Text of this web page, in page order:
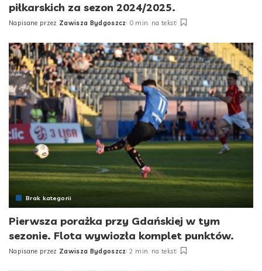
piłkarskich za sezon 2024/2025.
Posted
Napisane przez Zawisza Bydgoszcz 0 min. na tekst
Brak kategorii
Pierwsza porażka przy Gdańskiej w tym
sezonie. Flota wywiozła komplet punktów.
Posted
Napisane przez Zawisza Bydgoszcz 2 min. na tekst